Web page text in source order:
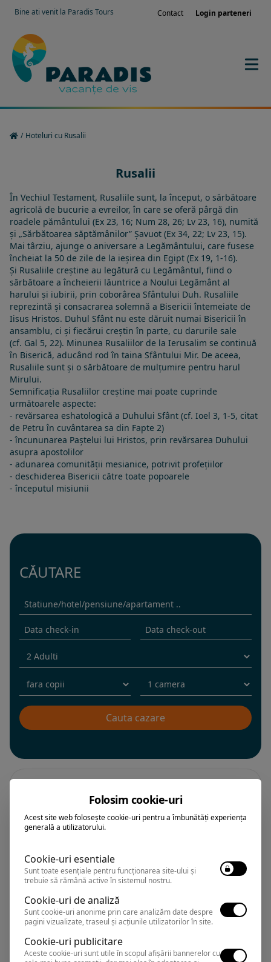
Bine ati venit la Paradis Tours Contact Login parteneri
/ Hoteluri cu Rusalii
Rusalii
În Vechiul Testament, Rusaliile sunt, la început, o sărbătoare
agricolă de bucurie a evreilor, în care se oferă pârgă din
roadele pământului (Ex 23, 16; Num 28, 26; Lv 23, 16), numită
și „Sărbătoarea săptămânilor” Șavuot (Ex 34, 22; Lv 23, 15).
Mai târziu, ajunge o aniversare a Legământului, care fusese
încheiat la 50 de zile de la ieșirea din Egipt (Ex 19, 1-16).
Și Rusaliile creștine au legătură cu Legământul, fiind o
sărbătoare a încheierii lăuntrice a Noului Legământ al
harului și iubirii, prin coborârea Sfântului Duh. Rusaliile
reprezintă și consacrarea solemnă a Bisericii întemeiate de
Iisus Hristos. Duhul Sfânt nu este dăruit numai Bisericii în
ansamblu, ci și fiecărui creștin în parte, cu darurile sale
(cf. Gal 5, 22). Minunea Rusaliilor de la Ierusalim se continuă
în Biserică, aducând rod în taina Sfântului Mir. De aceea,
Rusaliile sunt și o sărbătoare de mulțumire pentru harul
Mirului.
Semnificația Rusaliilor creștine mai poate cuprinde
următoarele aspecte:
- revărsarea eshatologică a Duhului Sfânt (cf. Ioel 3, 1-5, citat
de Petru în cuvântarea sa din Fapte 2)
- încununarea Paștelui lui Hristos, prin revărsarea Duhului
asupra apostolilor
- adunarea comunității mesianice, potrivit profețiilor
- deschiderea Bisericii către toate popoarele
- începutul misiunii
CĂUTARE
All Inclusive
Exclusiv Paradis
Stele 5-1
Folosim cookie-uri
Acest site web folosește cookie-uri pentru a îmbunătăți experiența
generală a utilizatorului.
Cookie-uri esentiale
Sunt toate esențiale pentru funcționarea site-ului și
trebuie să rămână active în sistemul nostru.
Cookie-uri de analiză
Sunt cookie-uri anonime prin care analizăm date despre
pagini vizualizate, traseul și acțiunile utilizatorilor în site.
Cookie-uri publicitare
Aceste cookie-uri sunt utile în scopul afișării bannerelor cu